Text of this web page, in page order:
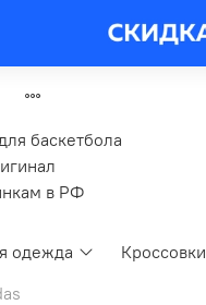
баскетбола
в РФ
одежда Кроссовки